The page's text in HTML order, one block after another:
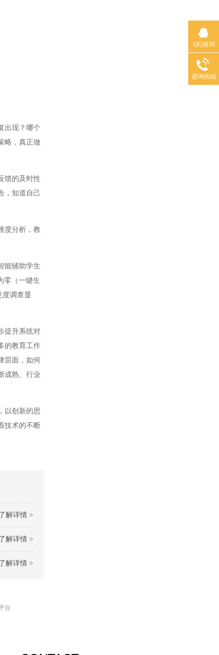
出现？哪个
略，真正做
馈的及时性
，知道自己
度分析，教
能辅助学生
零（一键生
度调查显
提升系统对
的教育工作
层面，如何
成熟、行业
以创新的思
技术的不断
解详情 >
解详情 >
解详情 >
台
QQ咨询
咨询热线